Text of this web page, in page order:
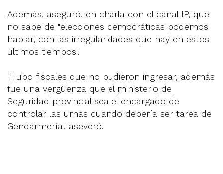
Además, aseguró, en charla con el canal IP, que
no sabe de "elecciones democráticas podemos
hablar, con las irregularidades que hay en estos
últimos tiempos".
"Hubo fiscales que no pudieron ingresar, además
fue una vergüenza que el ministerio de
Seguridad provincial sea el encargado de
controlar las urnas cuando debería ser tarea de
Gendarmería", aseveró.